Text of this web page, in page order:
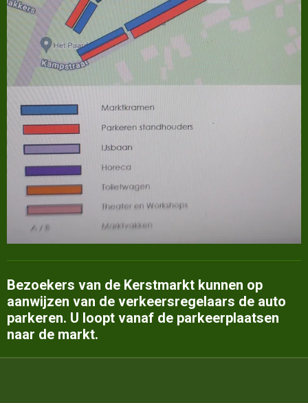
Bezoekers van de Kerstmarkt kunnen op
aanwijzen van de verkeersregelaars de auto
parkeren. U loopt vanaf de parkeerplaatsen
naar de markt.